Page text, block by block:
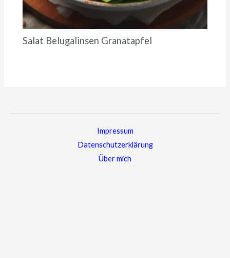
Salat Belugalinsen Granatapfel
Impressum
Datenschutzerklärung
Über mich